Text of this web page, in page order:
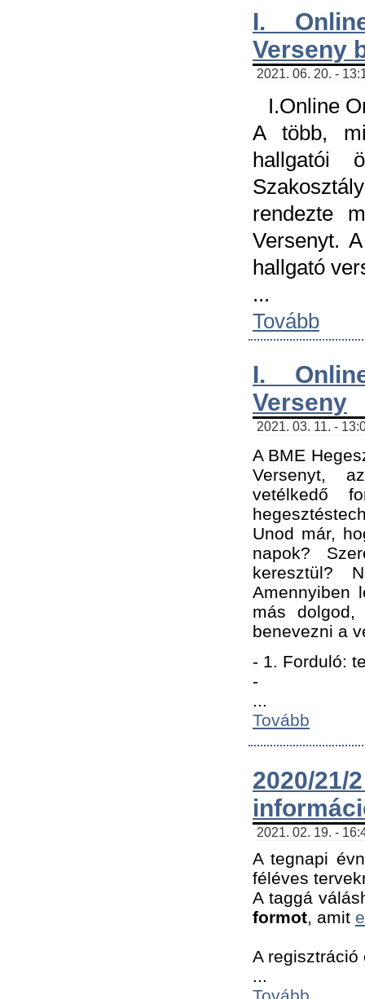
I.
Verseny
2021. 06. 20. -
I.Online
A több,
hallgatói
rendezte
Versenyt.
hallgató
...
Tovább
I.
Verseny
2021. 03. 11. -
A BME
Versenyt,
vetélkedő
Unod már,
napok?
keresztül?
Amennyiben
más
benevezni a
- 1. Forduló:
-
...
Tovább
2020/
2021. 02. 19. -
A tegnapi
féléves
A taggá
formot, amit
A
...